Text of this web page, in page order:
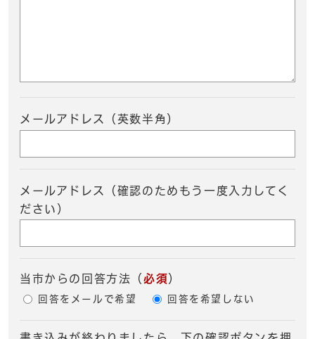
メールアドレス（英数半角）
メールアドレス（確認のためもう一度入力してく
ださい）
当市からの回答方法 （ 必須）
回答をメールで希望 回答を希望しない